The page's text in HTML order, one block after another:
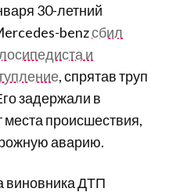
30-летний
benzсбил
и
, спрятав труп
задержали в
места происшествия,
аварию.
виновника ДТП